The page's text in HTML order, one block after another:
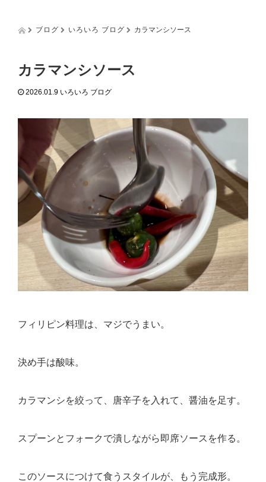
t
ブログ いろいろ ブログ カラマンシソース
カラマンシソース
2026.01.9 いろいろ ブログ
フィリピン料理は、マジでうまい。
決め手は酸味。
カラマンシを絞って、唐辛子を入れて、醤油を足す。
スプーンとフォークで潰しながら即席ソースを作る。
このソースにつけて食うスタイルが、もう完成形。